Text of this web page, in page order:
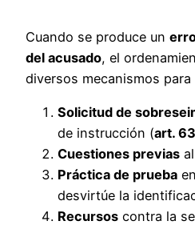
Cuando se produce un
del acusado, el
diversos mecanismos
Solicitud de
de instrucción (art.
Cuestiones previas
Práctica de prueba
desvirtúe la
Recursos contra la